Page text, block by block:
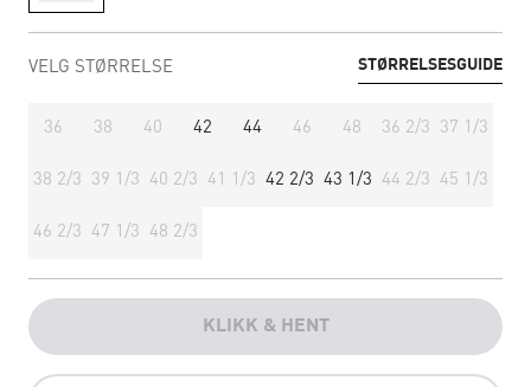
VELG STØRRELSE STØRRELSESGUIDE
36 38 40 42 44 46 48 36 2/3 37 1/3
38 2/3 39 1/3 40 2/3 41 1/3 42 2/3 43 1/3 44 2/3 45 1/3
46 2/3 47 1/3 48 2/3
KLIKK & HENT